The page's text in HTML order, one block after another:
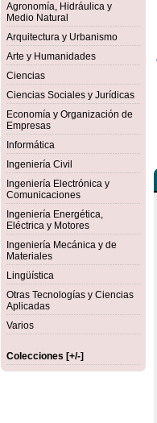
Agronomía, Hidráulica y
Medio Natural
Arquitectura y Urbanismo
Arte y Humanidades
Ciencias
Ciencias Sociales y Jurídicas
Economía y Organización de
Empresas
Informática
Ingeniería Civil
Ingeniería Electrónica y
Comunicaciones
Ingeniería Energética,
Eléctrica y Motores
Ingeniería Mecánica y de
Materiales
Lingüística
Otras Tecnologías y Ciencias
Aplicadas
Varios
Colecciones [+/-]